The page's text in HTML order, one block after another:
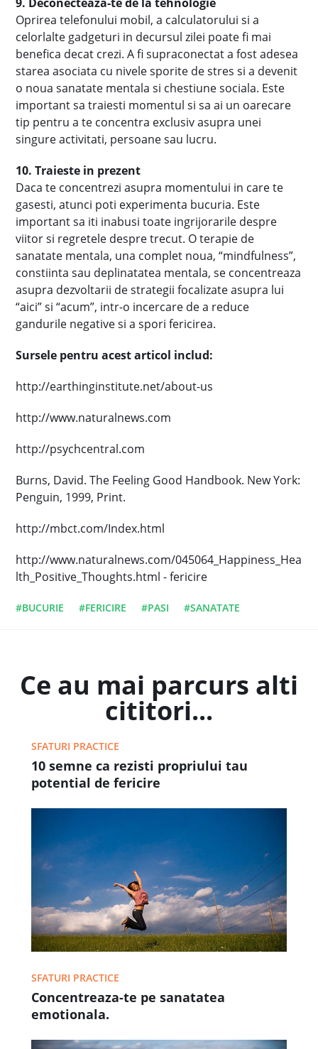
Oprirea telefonului mobil, a calculatorului si a
celorlalte gadgeturi in decursul zilei poate fi mai
benefica decat crezi. A fi supraconectat a fost adesea
starea asociata cu nivele sporite de stres si a devenit
o noua sanatate mentala si chestiune sociala. Este
important sa traiesti momentul si sa ai un oarecare
tip pentru a te concentra exclusiv asupra unei
singure activitati, persoane sau lucru.
10. Traieste in prezent
Daca te concentrezi asupra momentului in care te
gasesti, atunci poti experimenta bucuria. Este
important sa iti inabusi toate ingrijorarile despre
viitor si regretele despre trecut. O terapie de
sanatate mentala, una complet noua, “mindfulness”,
constiinta sau deplinatatea mentala, se concentreaza
asupra dezvoltarii de strategii focalizate asupra lui
“aici” si “acum”, intr-o incercare de a reduce
gandurile negative si a spori fericirea.
Sursele pentru acest articol includ:
http://earthinginstitute.net/about-us
http://www.naturalnews.com
http://psychcentral.com
Burns, David. The Feeling Good Handbook. New York:
Penguin, 1999, Print.
http://mbct.com/Index.html
http://www.naturalnews.com/045064_Happiness_Hea
lth_Positive_Thoughts.html - fericire
#BUCURIE #FERICIRE #PASI #SANATATE
Ce au mai parcurs alti
cititori...
SFATURI PRACTICE
10 semne ca rezisti propriului tau
potential de fericire
SFATURI PRACTICE
Concentreaza-te pe sanatatea
emotionala.